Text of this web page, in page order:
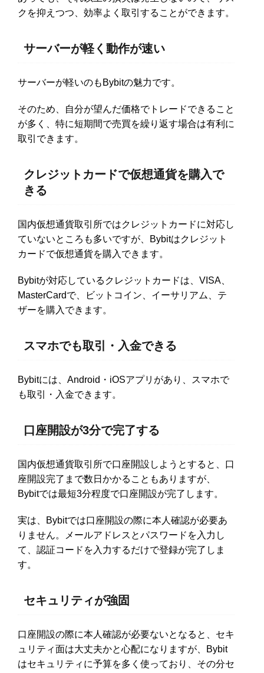
クを抑えつつ、効率よく取引することができます。
サーバーが軽く動作が速い
サーバーが軽いのもBybitの魅力です。
そのため、自分が望んだ価格でトレードできること
が多く、特に短期間で売買を繰り返す場合は有利に
取引できます。
クレジットカードで仮想通貨を購入で
きる
国内仮想通貨取引所ではクレジットカードに対応し
ていないところも多いですが、Bybitはクレジット
カードで仮想通貨を購入できます。
Bybitが対応しているクレジットカードは、VISA、
MasterCardで、ビットコイン、イーサリアム、テ
ザーを購入できます。
スマホでも取引・入金できる
Bybitには、Android・iOSアプリがあり、スマホで
も取引・入金できます。
口座開設が3分で完了する
国内仮想通貨取引所で口座開設しようとすると、口
座開設完了まで数日かかることもありますが、
Bybitでは最短3分程度で口座開設が完了します。
実は、Bybitでは口座開設の際に本人確認が必要あ
りません。メールアドレスとパスワードを入力し
て、認証コードを入力するだけで登録が完了しま
す。
セキュリティが強固
口座開設の際に本人確認が必要ないとなると、セキ
ュリティ面は大丈夫かと心配になりますが、Bybit
はセキュリティに予算を多く使っており、その分セ